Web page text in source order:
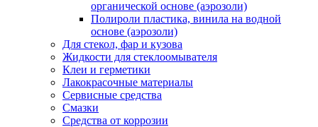
органической основе (аэрозоли)
Полироли пластика, винила на водной
основе (аэрозоли)
Для стекол, фар и кузова
Жидкости для стеклоомывателя
Клеи и герметики
Лакокрасочные материалы
Сервисные средства
Смазки
Средства от коррозии